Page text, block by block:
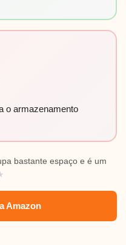
o armazenamento
bastante espaço e é um
Amazon